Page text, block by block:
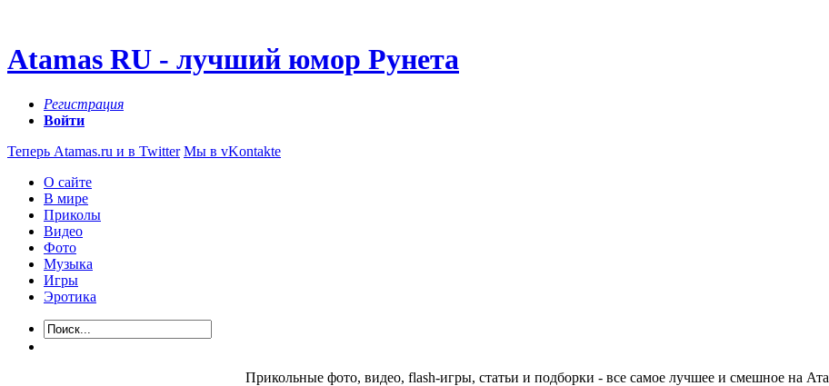
Atamas RU - лучший юмор Рунета
Регистрация
Войти
Теперь Atamas.ru и в Twitter Мы в vKontakte
О сайте
В мире
Приколы
Видео
Фото
Музыка
Игры
Эротика
Прикольные фото, видео, flash-игры, статьи и подборки - все самое лучшее и смешное на